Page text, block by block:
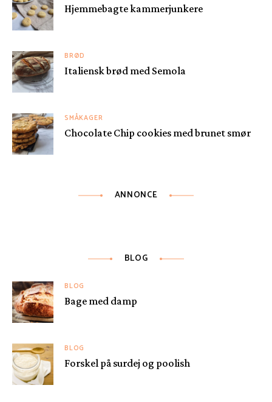
Hjemmebagte kammerjunkere
BRØD
Italiensk brød med Semola
SMÅKAGER
Chocolate Chip cookies med brunet smør
ANNONCE
BLOG
BLOG
Bage med damp
BLOG
Forskel på surdej og poolish